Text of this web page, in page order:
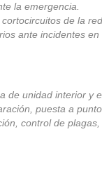
la emergencia.
de la
ante incidentes
de unidad interior y
puesta a
control de